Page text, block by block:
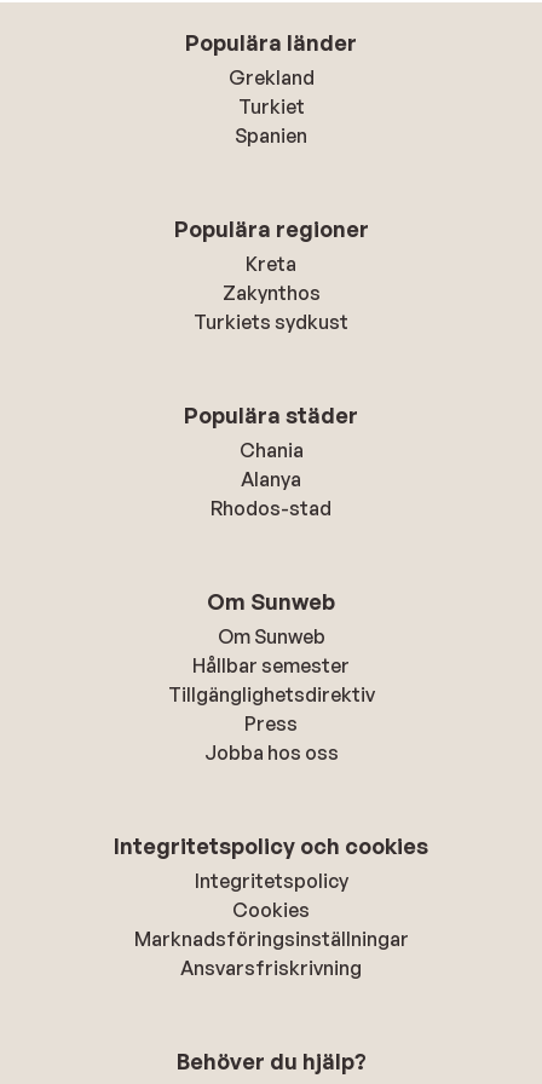
Populära länder
Grekland
Turkiet
Spanien
Populära regioner
Kreta
Zakynthos
Turkiets sydkust
Populära städer
Chania
Alanya
Rhodos-stad
Om Sunweb
Om Sunweb
Hållbar semester
Tillgänglighetsdirektiv
Press
Jobba hos oss
Integritetspolicy och cookies
Integritetspolicy
Cookies
Marknadsföringsinställningar
Ansvarsfriskrivning
Behöver du hjälp?